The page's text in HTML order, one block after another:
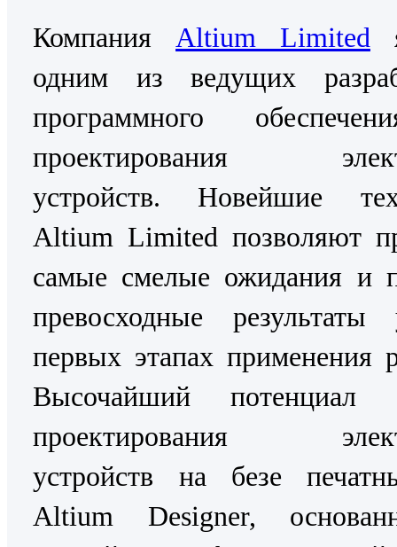
Компания Altium Limited
одним из ведущих
программного
проектирования
устройств. Новейшие
Altium Limited позволяют
самые смелые ожидания и
превосходные
первых этапах применения
Высочайший потенциал
проектирования
устройств на безе
Altium Designer,